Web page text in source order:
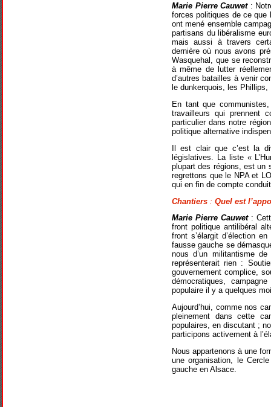
Marie Pierre Cauwet:
forces politiques de ce que
ont mené ensemble
partisans du libéralisme
mais aussi à travers
dernière où nous avons
Wasquehal, que se
à même de lutter
d’autres batailles à venir
le dunkerquois, les
En tant que
travailleurs qui prennent
particulier dans notre
politique alternative
Il est clair que c’est la
législatives. La liste «
plupart des régions, est un
regrettons que le NPA et
qui en fin de compte
Chantiers : Quel est
Marie Pierre Cauwet:
front politique antilibéral
front s’élargit d’élection
fausse gauche se
nous d’un militantisme
représenterait rien :
gouvernement complice,
démocratiques,
populaire il y a quelques
Aujourd’hui, comme nos
pleinement dans cette
populaires, en discutant ;
participons activement à
Nous appartenons à une
une organisation, le
gauche en Alsace.